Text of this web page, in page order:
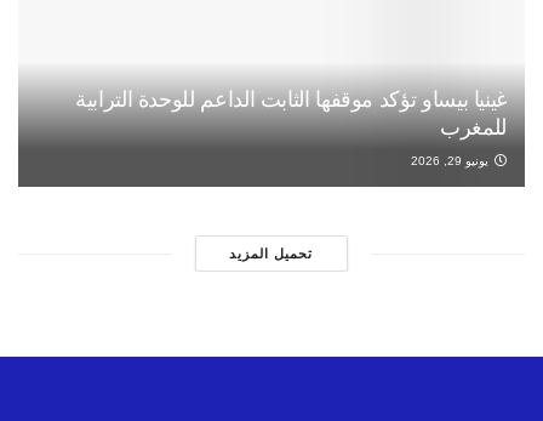
غينيا بيساو تؤكد موقفها الثابت الداعم للوحدة الترابية
للمغرب
يونيو 29, 2026
تحميل المزيد